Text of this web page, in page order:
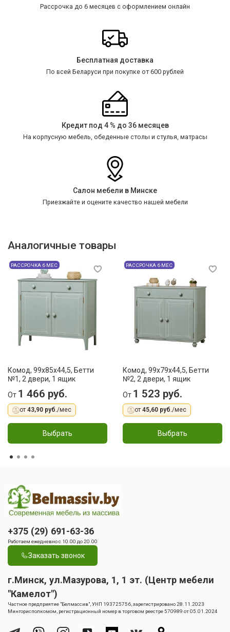
Рассрочка до 6 месяцев с оформлением онлайн
Бесплатная доставка
По всей Беларуси при покупке от 600 рублей
Кредит под 4 % до 36 месяцев
На корпусную мебель, обеденные столы и стулья, матрасы
Салон мебели в Минске
Приезжайте и оцените качество нашей мебели
Аналогичные товары
РАССРОЧКА 6 МЕС
Комод, 99х85x44,5, Бетти
№1, 2 двери, 1 ящик
От 1 466 руб.
от 43,90 руб./мес
Выбрать
РАССРОЧКА 6 МЕС
Комод, 99х79x44,5, Бетти
№2, 2 двери, 1 ящик
От 1 523 руб.
от 45,60 руб./мес
Выбрать
+375 (29) 691-63-36
Работаем ежедневно с 10.00 до 20.00
Заказать звонок
г.Минск, ул.Мазурова, 1, 1 эт. (Центр мебели
"Камелот")
Частное предприятие "Белмассив", УНП 193725756, зарегистрировано 28.11.2023
Мингорисполкомом, регистрационный номер в торговом реестре 570989 от 05.01.2024